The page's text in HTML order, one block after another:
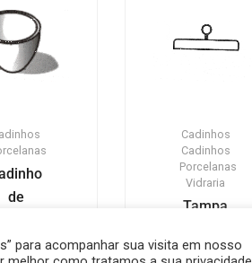
de
Cadinhos
Cadinhos
Porcelanas
Vidraria
Tampa
cadinho
para acompanhar sua visita em nosso